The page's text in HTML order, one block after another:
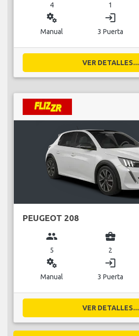
4 1
miscellaneous_services
Manual
login
3 Puerta
VER DETALLES...
PEUGEOT 208
group
5
business_center
2
miscellaneous_services
Manual
login
3 Puerta
VER DETALLES...